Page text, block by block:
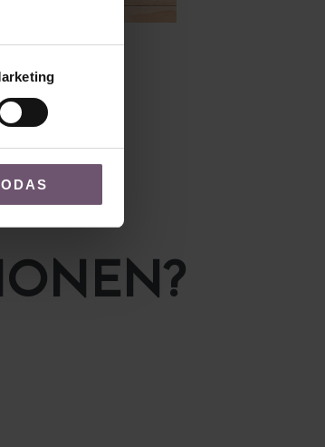
stock - none
– 10×10